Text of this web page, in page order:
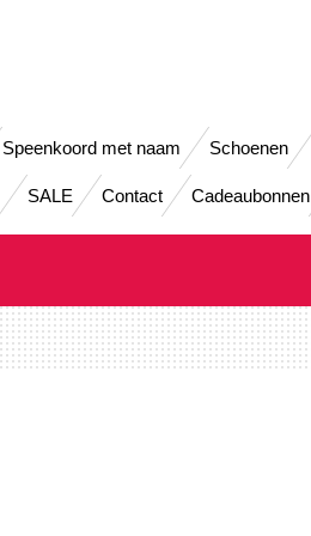
Speenkoord met naam Schoenen
SALE Contact Cadeaubonnen